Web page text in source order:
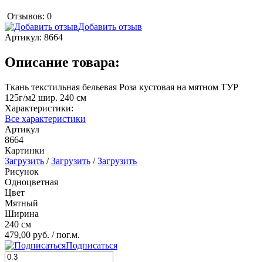
Отзывов: 0
Добавить отзыв
Артикул: 8664
Описание товара:
Ткань текстильная бельевая Роза кустовая на мятном ТУР
125г/м2 шир. 240 см
Характеристики:
Все характеристики
Артикул
8664
Картинки
Загрузить /Загрузить /Загрузить
Рисунок
Одноцветная
Цвет
Мятный
Ширина
240 см
479,00 руб. / пог.м.
Подписаться